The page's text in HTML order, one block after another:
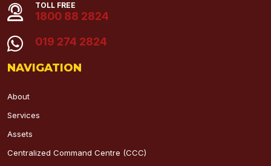
TOLL FREE
1800 88 2824
019 274 2824
NAVIGATION
About
Services
Assets
Centralized Command Centre (CCC)